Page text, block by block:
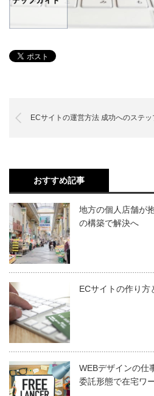
ECサイトの運営方法 成功へのステッ
おすすめ記事
地方の個人店舗が
の構築で解決へ
ECサイトの作り方
WEBデザインの仕
委託形態で在宅ワ